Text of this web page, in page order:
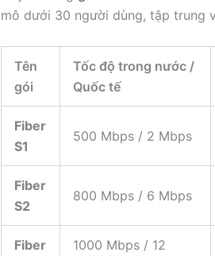
mô dưới 30 người dùng, tập trung
Tên
gói
Tốc độ trong nước /
Quốc tế
Fiber
S1
500 Mbps / 2 Mbps
Fiber
S2
800 Mbps / 6 Mbps
Fiber
1000 Mbps / 12